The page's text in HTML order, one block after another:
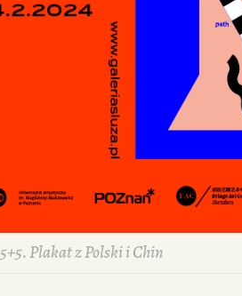
5+5. Plakat z Polski i Chin